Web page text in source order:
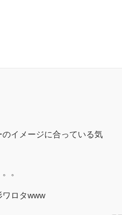
イメージに合っている気
。
ワロタwww